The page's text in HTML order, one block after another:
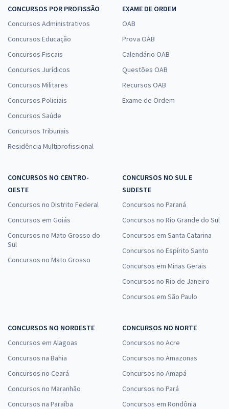
CONCURSOS POR PROFISSÃO
Concursos Administrativos
Concursos Educação
Concursos Fiscais
Concursos Jurídicos
Concursos Militares
Concursos Policiais
Concursos Saúde
Concursos Tribunais
Residência Multiprofissional
EXAME DE ORDEM
OAB
Prova OAB
Calendário OAB
Questões OAB
Recursos OAB
Exame de Ordem
CONCURSOS NO CENTRO-
OESTE
Concursos no Distrito Federal
Concursos em Goiás
Concursos no Mato Grosso do
Sul
Concursos no Mato Grosso
CONCURSOS NO SUL E
SUDESTE
Concursos no Paraná
Concursos no Rio Grande do Sul
Concursos em Santa Catarina
Concursos no Espírito Santo
Concursos em Minas Gerais
Concursos no Rio de Janeiro
Concursos em São Paulo
CONCURSOS NO NORDESTE
Concursos em Alagoas
Concursos na Bahia
Concursos no Ceará
Concursos no Maranhão
Concursos na Paraíba
CONCURSOS NO NORTE
Concursos no Acre
Concursos no Amazonas
Concursos no Amapá
Concursos no Pará
Concursos em Rondônia